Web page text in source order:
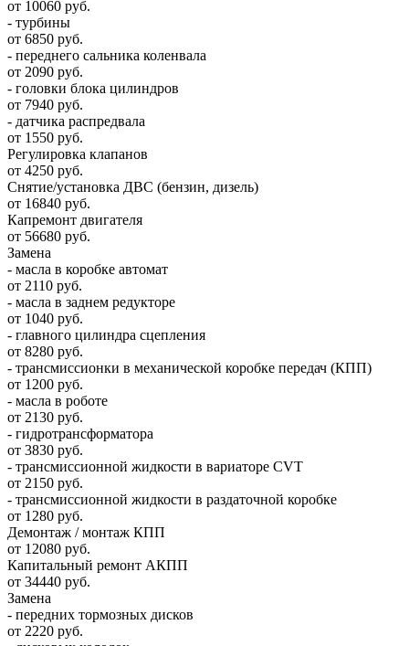
от 10060 руб.
- турбины
от 6850 руб.
- переднего сальника коленвала
от 2090 руб.
- головки блока цилиндров
от 7940 руб.
- датчика распредвала
от 1550 руб.
Регулировка клапанов
от 4250 руб.
Снятие/установка ДВС (бензин, дизель)
от 16840 руб.
Капремонт двигателя
от 56680 руб.
Замена
- масла в коробке автомат
от 2110 руб.
- масла в заднем редукторе
от 1040 руб.
- главного цилиндра сцепления
от 8280 руб.
- трансмиссионки в механической коробке передач (КПП)
от 1200 руб.
- масла в роботе
от 2130 руб.
- гидротрансформатора
от 3830 руб.
- трансмиссионной жидкости в вариаторе CVT
от 2150 руб.
- трансмиссионной жидкости в раздаточной коробке
от 1280 руб.
Демонтаж / монтаж КПП
от 12080 руб.
Капитальный ремонт АКПП
от 34440 руб.
Замена
- передних тормозных дисков
от 2220 руб.